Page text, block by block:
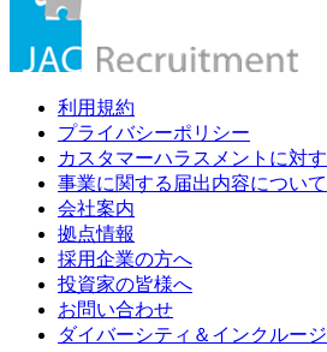
利用規約
プライバシーポリシー
カスタマーハラスメントに対
事業に関する届出内容について
会社案内
拠点情報
採用企業の方へ
投資家の皆様へ
お問い合わせ
ダイバーシティ＆インクルー